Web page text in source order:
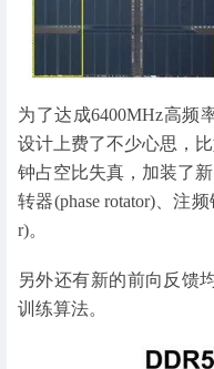
为了达成6400MHz高频
设计上费了不少心思，
钟占空比失真，加装了
转器(phase rotator)、注
r)。
另外还有新的前向反馈
训练算法。